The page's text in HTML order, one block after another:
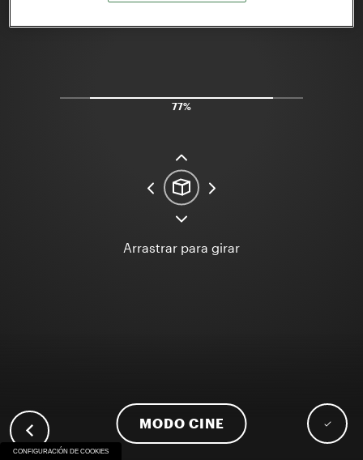
90%
MODO CINE
Arrastrar para girar
CONFIGURACIÓN DE COOKIES